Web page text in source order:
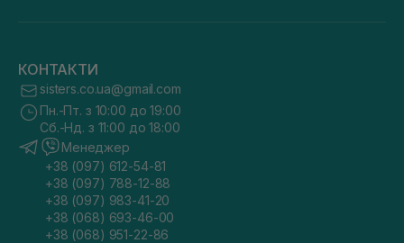
КОНТАКТИ
sisters.co.ua@gmail.com
Пн.-Пт. з 10:00 до 19:00
Сб.-Нд. з 11:00 до 18:00
Менеджер
+38 (097) 612-54-81
+38 (097) 788-12-88
+38 (097) 983-41-20
+38 (068) 693-46-00
+38 (068) 951-22-86